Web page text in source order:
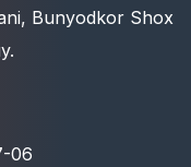
Bunyodkor Shox
06